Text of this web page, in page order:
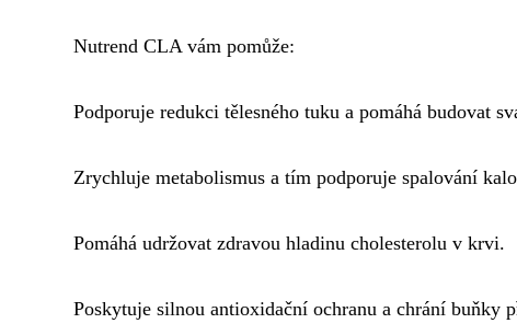
Nutrend CLA vám pomůže:
Podporuje redukci tělesného tuku a pomáhá budovat
Zrychluje metabolismus a tím podporuje spalování
Pomáhá udržovat zdravou hladinu cholesterolu v krvi.
Poskytuje silnou antioxidační ochranu a chrání buňky